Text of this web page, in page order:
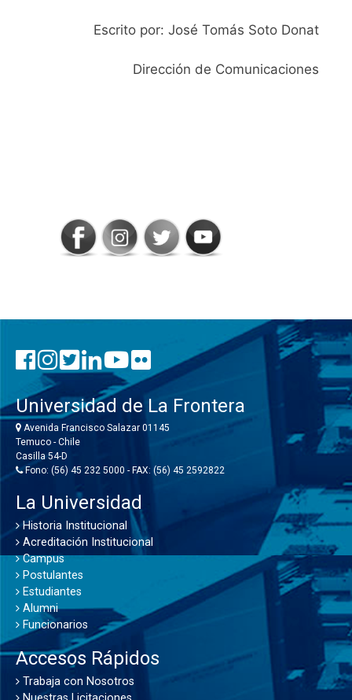
Escrito por: José Tomás Soto Donat
Dirección de Comunicaciones
Universidad de La Frontera
Avenida Francisco Salazar 01145
Temuco - Chile
Casilla 54-D
Fono: (56) 45 232 5000 - FAX: (56) 45 2592822
La Universidad
Historia Institucional
Acreditación Institucional
Campus
Postulantes
Estudiantes
Alumni
Funcionarios
Accesos Rápidos
Trabaja con Nosotros